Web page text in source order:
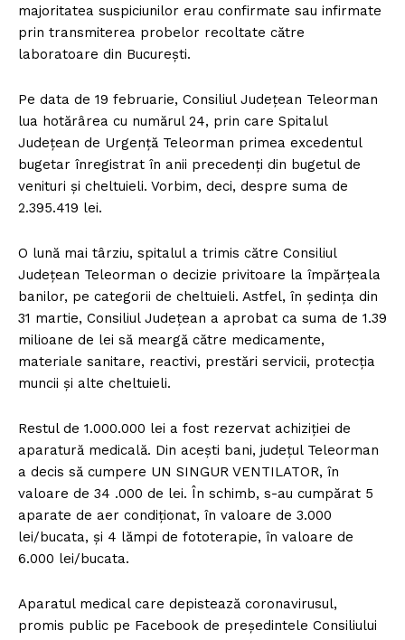
majoritatea suspiciunilor erau confirmate sau infirmate
prin transmiterea probelor recoltate către
laboratoare din București.
Pe data de 19 februarie, Consiliul Județean Teleorman
lua hotărârea cu numărul 24, prin care Spitalul
Județean de Urgență Teleorman primea excedentul
bugetar înregistrat în anii precedenți din bugetul de
venituri și cheltuieli. Vorbim, deci, despre suma de
2.395.419 lei.
O lună mai târziu, spitalul a trimis către Consiliul
Județean Teleorman o decizie privitoare la împărțeala
banilor, pe categorii de cheltuieli. Astfel, în ședința din
31 martie, Consiliul Județean a aprobat ca suma de 1.39
milioane de lei să meargă către medicamente,
materiale sanitare, reactivi, prestări servicii, protecția
muncii și alte cheltuieli.
Restul de 1.000.000 lei a fost rezervat achiziției de
aparatură medicală. Din acești bani, județul Teleorman
a decis să cumpere UN SINGUR VENTILATOR, în
valoare de 34 .000 de lei. În schimb, s-au cumpărat 5
aparate de aer condiționat, în valoare de 3.000
lei/bucata, și 4 lămpi de fototerapie, în valoare de
6.000 lei/bucata.
Aparatul medical care depistează coronavirusul,
promis public pe Facebook de președintele Consiliului